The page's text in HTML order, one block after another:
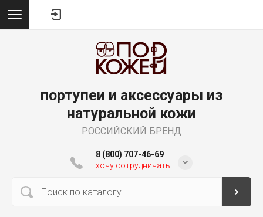
портупеи и аксессуары из
натуральной кожи
РОССИЙСКИЙ БРЕНД
8 (800) 707-46-69
хочу сотрудничать